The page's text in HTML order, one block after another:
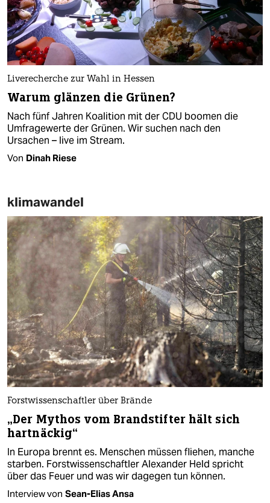
Liverecherche zur Wahl in Hessen
Warum glänzen die Grünen?
Nach fünf Jahren Koalition mit der CDU boomen die
Umfragewerte der Grünen. Wir suchen nach den
Ursachen – live im Stream.
Von Dinah Riese
klimawandel
Forstwissenschaftler über Brände
„Der Mythos vom Brandstifter hält sich
hartnäckig“
In Europa brennt es. Menschen müssen fliehen, manche
starben. Forstwissenschaftler Alexander Held spricht
über das Feuer und was wir dagegen tun können.
Interview von Sean-Elias Ansa